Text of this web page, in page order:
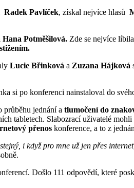
Radek Pavlíček, získal nejvíce hlasů
Potměšilová. Zde se nejvíce
Lucie Břinková a Zuzana Hájková
si po konferenci nainstaloval do
průběhu jednání a tlumočení do
tabletech. Slabozrací uživatelé
přenos konference, a to z
i když pro mne už jen přes internet,
Došlo 111 odpovědí, které